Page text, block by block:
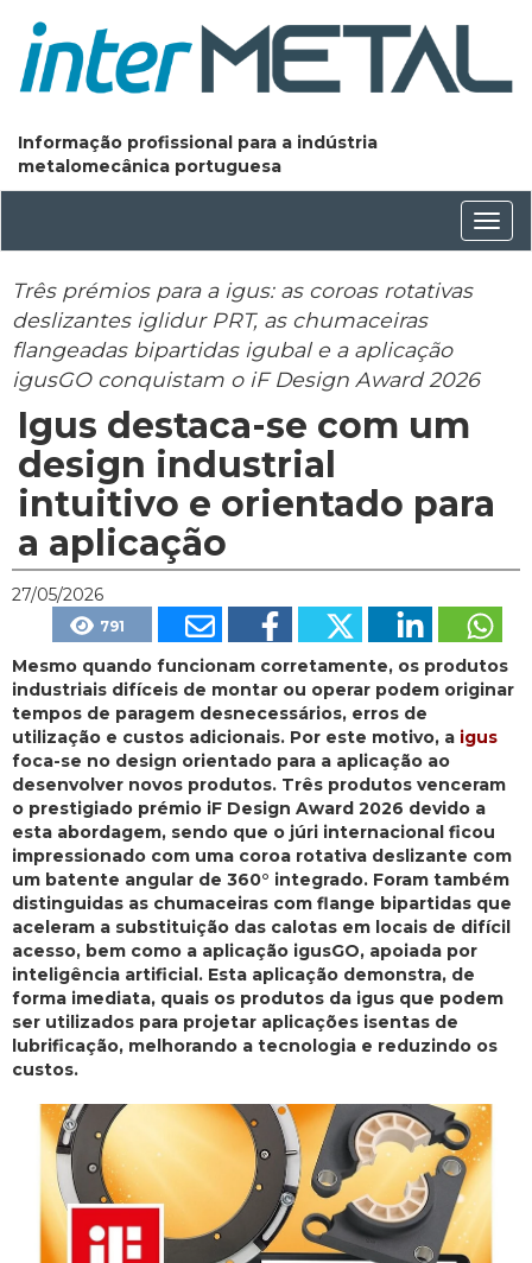
Informação profissional para a indústria
metalomecânica portuguesa
Três prémios para a igus: as coroas rotativas
deslizantes iglidur PRT, as chumaceiras
flangeadas bipartidas igubal e a aplicação
igusGO conquistam o iF Design Award 2026
Igus destaca-se com um
design industrial
intuitivo e orientado para
a aplicação
27/05/2026
791
Mesmo quando funcionam corretamente, os produtos
industriais difíceis de montar ou operar podem originar
tempos de paragem desnecessários, erros de
utilização e custos adicionais. Por este motivo, a igus
foca-se no design orientado para a aplicação ao
desenvolver novos produtos. Três produtos venceram
o prestigiado prémio iF Design Award 2026 devido a
esta abordagem, sendo que o júri internacional ficou
impressionado com uma coroa rotativa deslizante com
um batente angular de 360° integrado. Foram também
distinguidas as chumaceiras com flange bipartidas que
aceleram a substituição das calotas em locais de difícil
acesso, bem como a aplicação igusGO, apoiada por
inteligência artificial. Esta aplicação demonstra, de
forma imediata, quais os produtos da igus que podem
ser utilizados para projetar aplicações isentas de
lubrificação, melhorando a tecnologia e reduzindo os
custos.